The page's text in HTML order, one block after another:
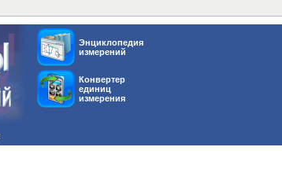
Энциклопедия
измерений
Конвертер
единиц
измерения